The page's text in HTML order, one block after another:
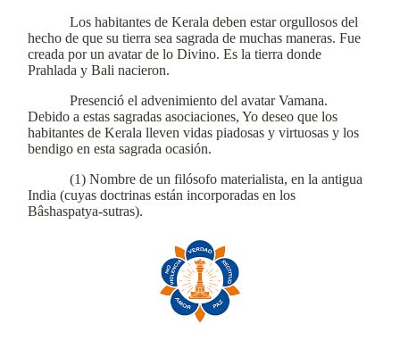
Los habitantes de Kerala deben estar orgullosos del
hecho de que su tierra sea sagrada de muchas maneras. Fue
creada por un avatar de lo Divino. Es la tierra donde
Prahlada y Bali nacieron.
Presenció el advenimiento del avatar Vamana.
Debido a estas sagradas asociaciones, Yo deseo que los
habitantes de Kerala lleven vidas piadosas y virtuosas y los
bendigo en esta sagrada ocasión.
(1) Nombre de un filósofo materialista, en la antigua
India (cuyas doctrinas están incorporadas en los
Bâshaspatya-sutras).